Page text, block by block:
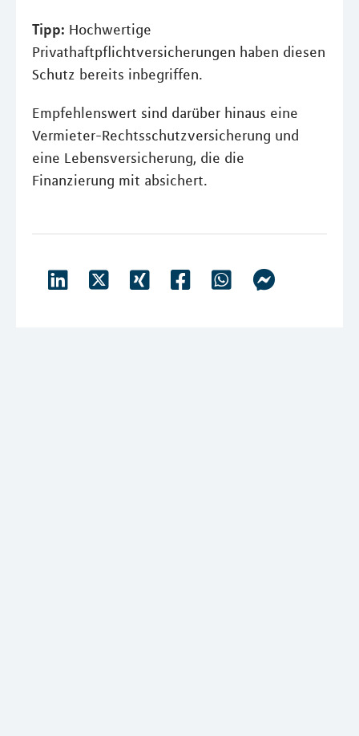
Tipp: Hochwertige
Privathaftpflichtversicherungen haben diesen
Schutz bereits inbegriffen.
Empfehlenswert sind darüber hinaus eine
Vermieter-Rechtsschutzversicherung und
eine Lebensversicherung, die die
Finanzierung mit absichert.